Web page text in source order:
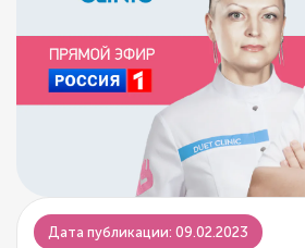
Дата публикации: 09.02.2023